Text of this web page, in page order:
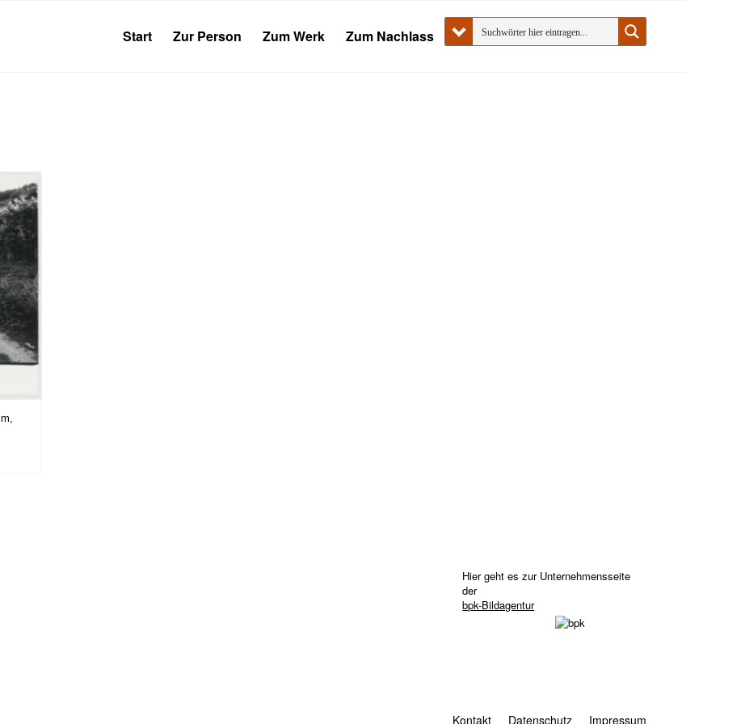
Start Zur Person Zum Werk Zum Nachlass
Hier geht es zur Unternehmensseite
der
bpk-Bildagentur
Kontakt Datenschutz Impressum